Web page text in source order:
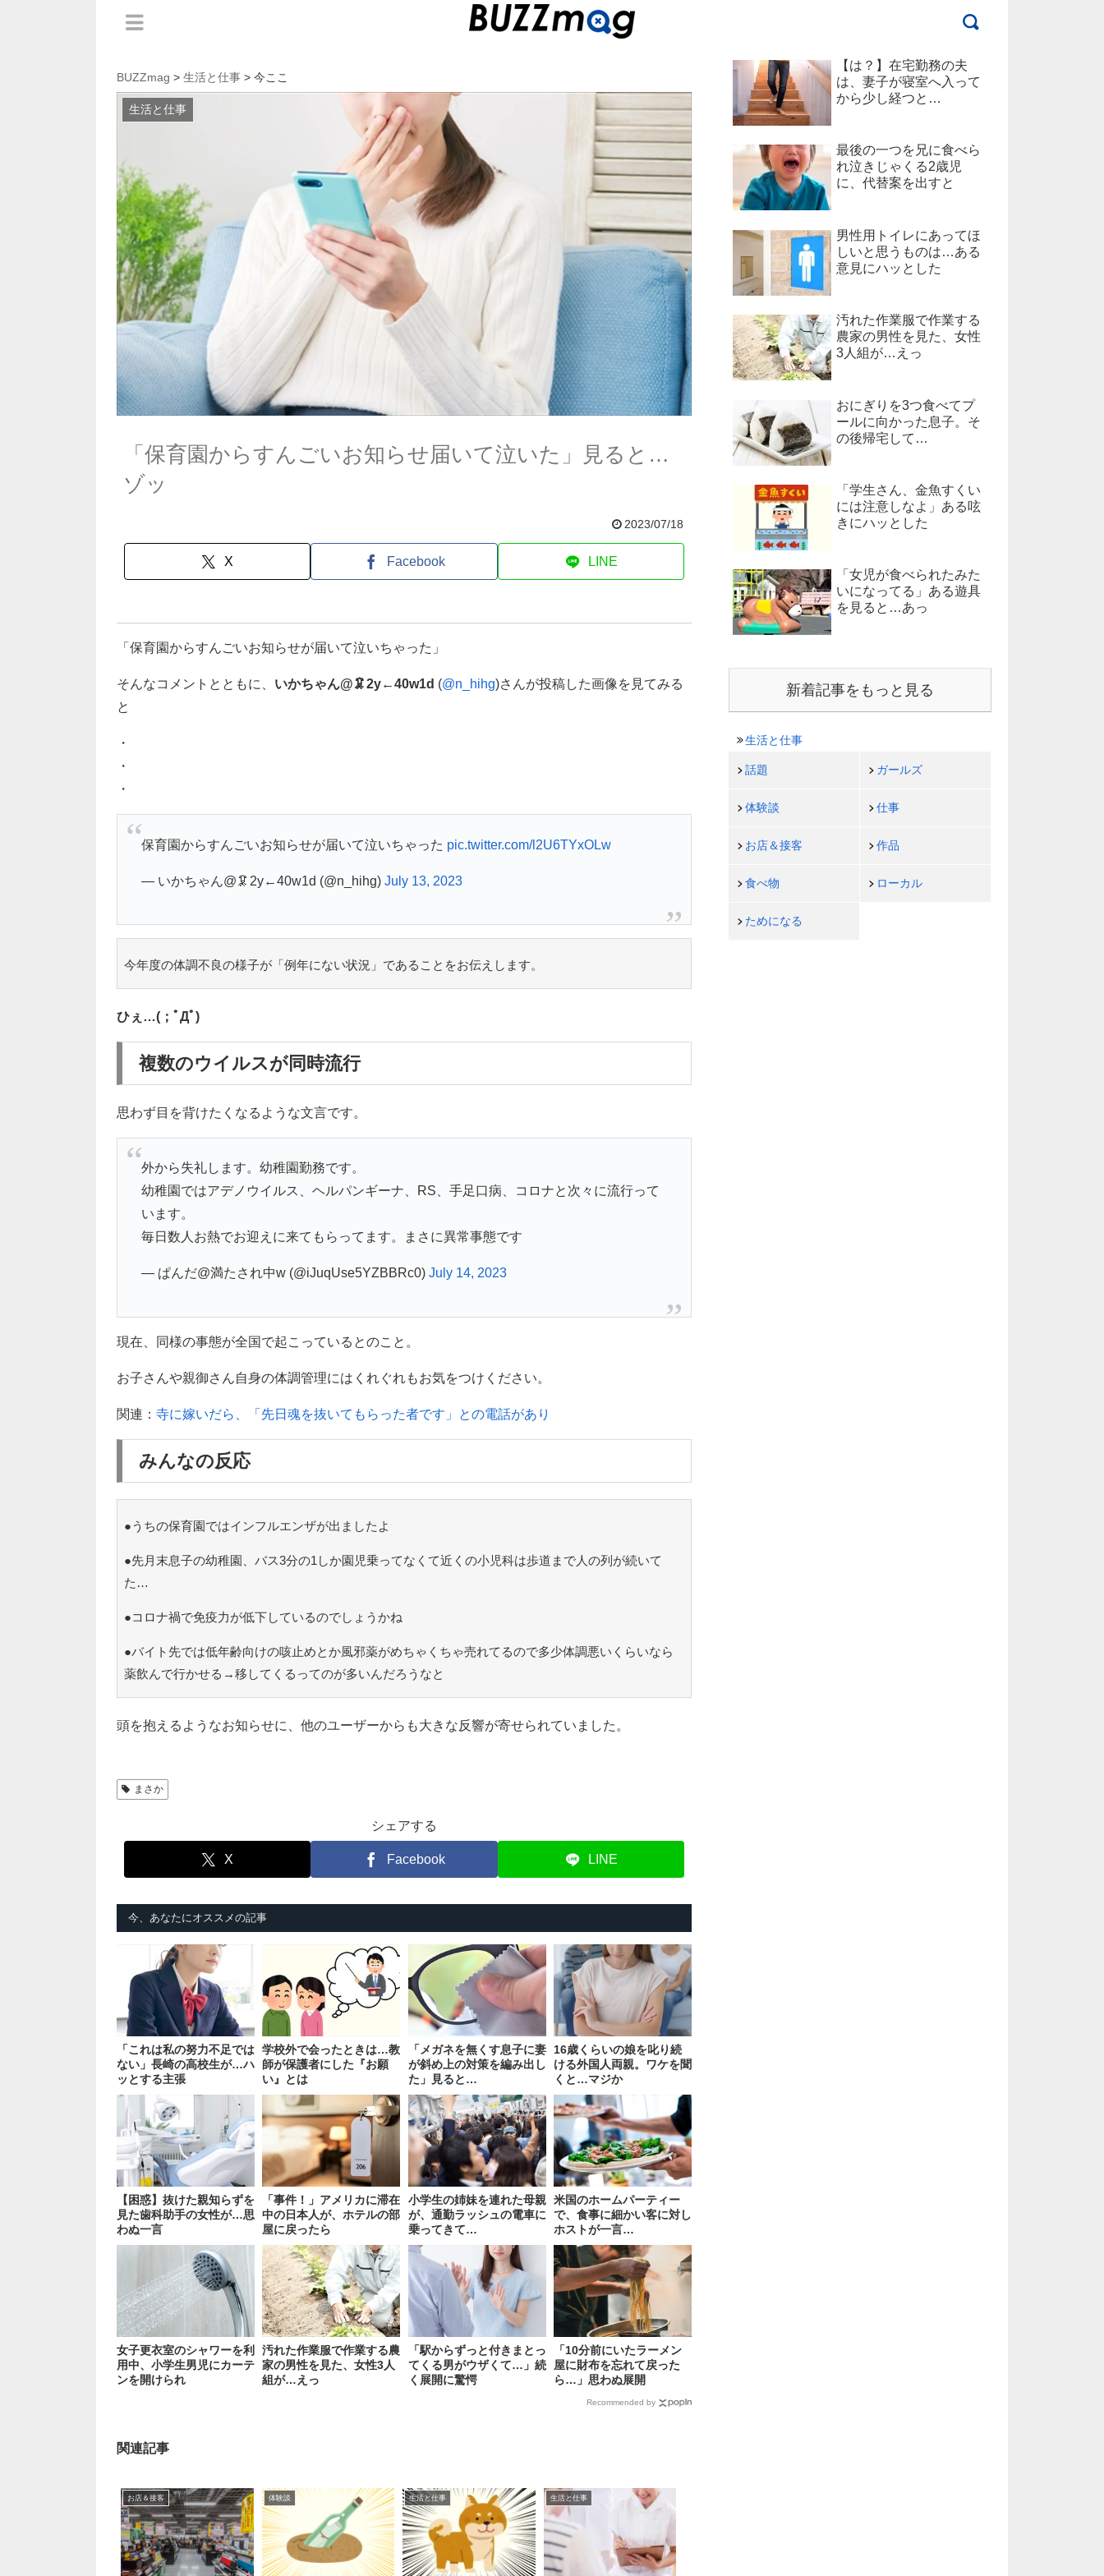
BUZZmag > 生活と仕事 > 今ここ
生活と仕事
「保育園からすんごいお知らせ届いて泣いた」見ると…
ゾッ
2023/07/18
X Facebook LINE
「保育園からすんごいお知らせが届いて泣いちゃった」
そんなコメントとともに、 いかちゃん@🦑2y←40w1d (@n_hihg)さんが投稿した画像を見てみる
と
・
・
・
保育園からすんごいお知らせが届いて泣いちゃった pic.twitter.com/l2U6TYxOLw
— いかちゃん@🦑2y←40w1d (@n_hihg) July 13, 2023
今年度の体調不良の様子が「例年にない状況」であることをお伝えします。
ひぇ…(；ﾟДﾟ)
複数のウイルスが同時流行
思わず目を背けたくなるような文言です。
外から失礼します。幼稚園勤務です。
幼稚園ではアデノウイルス、ヘルパンギーナ、RS、手足口病、コロナと次々に流行って
います。
毎日数人お熱でお迎えに来てもらってます。まさに異常事態です
— ぱんだ@満たされ中w (@iJuqUse5YZBBRc0) July 14, 2023
現在、同様の事態が全国で起こっているとのこと。
お子さんや親御さん自身の体調管理にはくれぐれもお気をつけください。
関連： 寺に嫁いだら、「先日魂を抜いてもらった者です」との電話があり
みんなの反応
●うちの保育園ではインフルエンザが出ましたよ
●先月末息子の幼稚園、バス3分の1しか園児乗ってなくて近くの小児科は歩道まで人の列が続いて
た…
●コロナ禍で免疫力が低下しているのでしょうかね
●バイト先では低年齢向けの咳止めとか風邪薬がめちゃくちゃ売れてるので多少体調悪いくらいなら
薬飲んで行かせる→移してくるってのが多いんだろうなと
頭を抱えるようなお知らせに、他のユーザーからも大きな反響が寄せられていました。
まさか
シェアする
X Facebook LINE
今、あなたにオススメの記事
「これは私の努力不足では
ない」長崎の高校生が…ハ
ッとする主張
学校外で会ったときは…教
師が保護者にした『お願
い』とは
「メガネを無くす息子に妻
が斜め上の対策を編み出し
た」見ると…
16歳くらいの娘を叱り続
ける外国人両親。ワケを聞
くと…マジか
【困惑】抜けた親知らずを
見た歯科助手の女性が…思
わぬ一言
「事件！」アメリカに滞在
中の日本人が、ホテルの部
屋に戻ったら
小学生の姉妹を連れた母親
が、通勤ラッシュの電車に
乗ってきて…
米国のホームパーティー
で、食事に細かい客に対し
ホストが一言…
女子更衣室のシャワーを利
用中、小学生男児にカーテ
ンを開けられ
汚れた作業服で作業する農
家の男性を見た、女性3人
組が…えっ
「駅からずっと付きまとっ
てくる男がウザくて…」続
く展開に驚愕
「10分前にいたラーメン
屋に財布を忘れて戻った
ら…」思わぬ展開
Recommended by
関連記事
お店＆接客 体験談 生活と仕事 生活と仕事
【は？】在宅勤務の夫
は、妻子が寝室へ入って
から少し経つと…
最後の一つを兄に食べら
れ泣きじゃくる2歳児
に、代替案を出すと
男性用トイレにあってほ
しいと思うものは…ある
意見にハッとした
汚れた作業服で作業する
農家の男性を見た、女性
3人組が…えっ
おにぎりを3つ食べてプ
ールに向かった息子。そ
の後帰宅して…
「学生さん、金魚すくい
には注意しなよ」ある呟
きにハッとした
「女児が食べられたみた
いになってる」ある遊具
を見ると…あっ
新着記事をもっと見る
生活と仕事
話題 ガールズ
体験談 仕事
お店＆接客 作品
食べ物 ローカル
ためになる